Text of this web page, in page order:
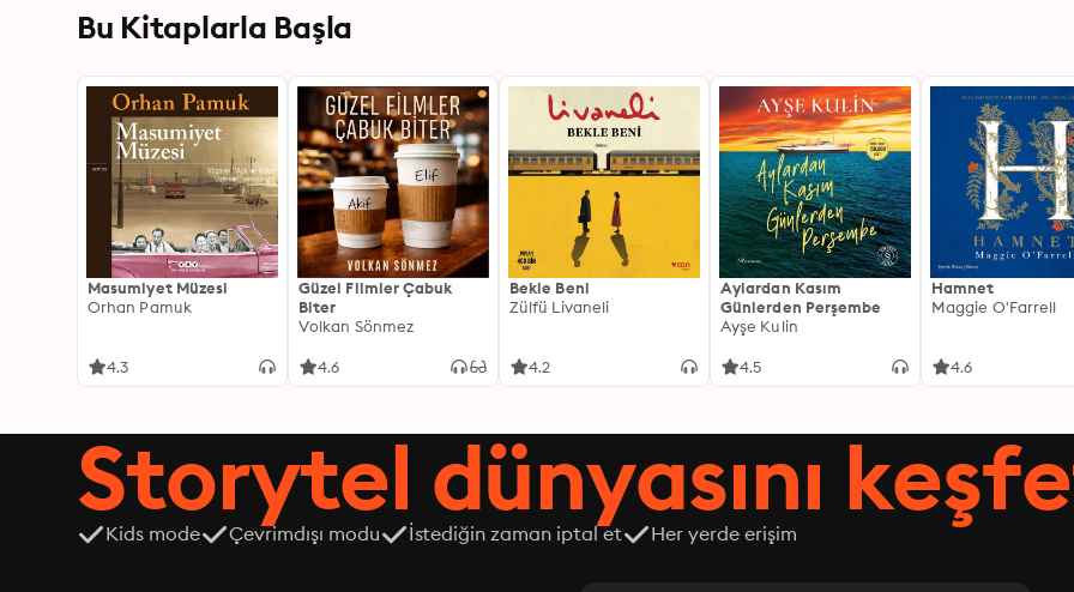
Bu Kitaplarla Başla
Masumiyet Müzesi
Orhan Pamuk
4.3
Güzel Filmler Çabuk
Biter
Volkan Sönmez
4.6
Bekle Beni
Zülfü Livaneli
4.2
Aylardan Kasım
Günlerden Perşembe
Ayşe Kulin
4.5
Hamnet
Maggie O'Farrell
4.6
Storytel dünyasını
Kids mode Çevrimdışı modu İstediğin zaman iptal et Her yerde erişim